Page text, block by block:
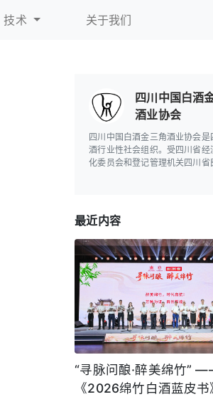
技术 关于我们
四川中国白酒
酒业协会
四川中国白酒金三角酒业协会是
酒行业性社会组织。受四川省经
化委员会和登记管理机关四川省
最近内容
“寻脉问酿·醉美绵竹”
《2026绵竹白酒蓝皮